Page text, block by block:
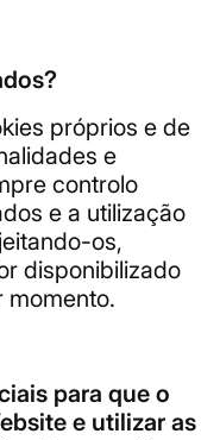
próprios e de
e
controlo
e a utilização
os,
disponibilizado
momento.
para que o
e utilizar as